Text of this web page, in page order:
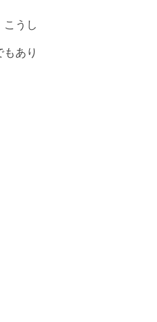
こうし
あり